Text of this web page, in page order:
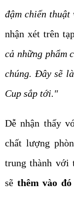
đậm chiến thuật
nhận xét trên
cả những phẩm
chúng. Đây sẽ
Cup sắp tới."
Dễ nhận thấy
chất lượng
trung thành với
sẽ thêm vào